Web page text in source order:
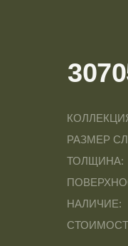
РАЗМЕР
ТОЛЩИНА:
НАЛИЧИЕ: